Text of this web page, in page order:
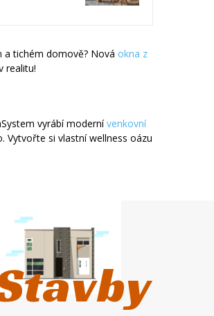
a tichém domově? Nová okna z
realitu!
vyrábí modernívenkovní
Vytvořte si vlastní wellness oázu